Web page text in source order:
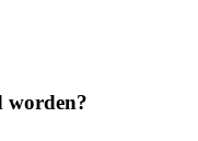
worden?